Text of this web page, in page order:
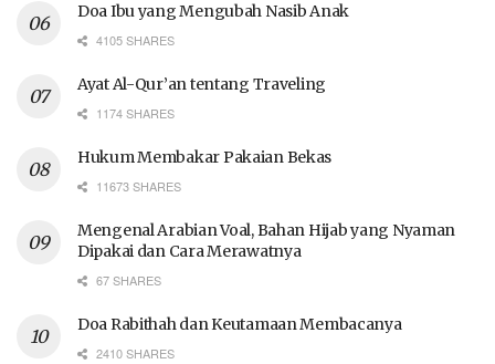
Doa Ibu yang Mengubah Nasib Anak
4105 SHARES
Ayat Al-Qur’an tentang Traveling
1174 SHARES
Hukum Membakar Pakaian Bekas
11673 SHARES
Mengenal Arabian Voal, Bahan Hijab yang Nyaman
Dipakai dan Cara Merawatnya
67 SHARES
Doa Rabithah dan Keutamaan Membacanya
2410 SHARES